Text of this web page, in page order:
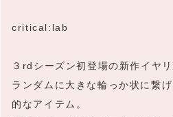
critical:lab
３rdシーズン初登場の新作イヤリ
ランダムに大きな輪っか状に繋
的なアイテム。